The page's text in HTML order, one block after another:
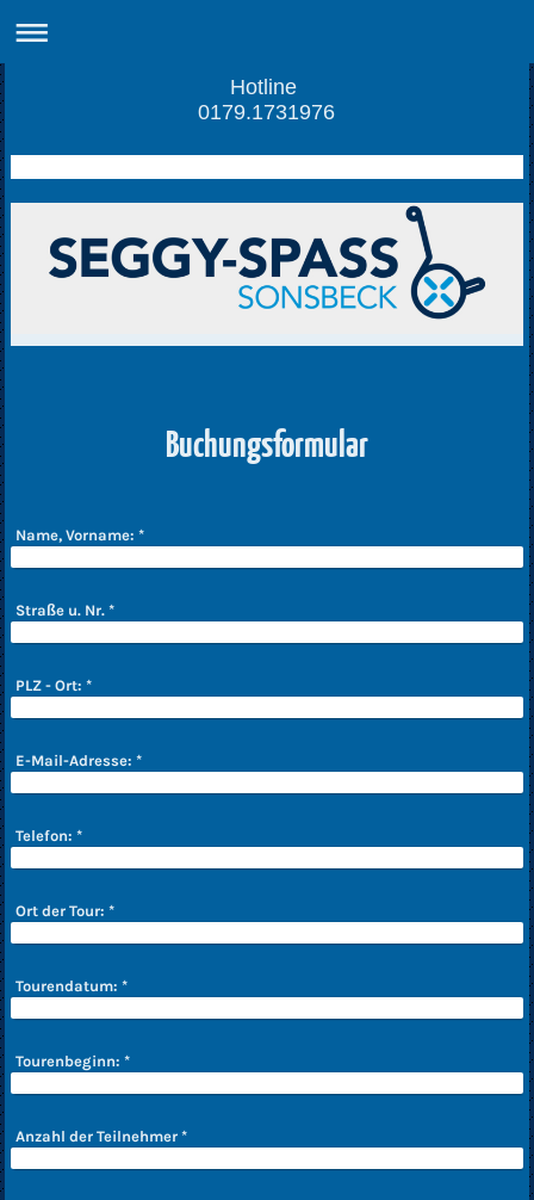
Hotline
0179.1731976
Buchungsformular
Name, Vorname: *
Straße u. Nr. *
PLZ - Ort: *
E-Mail-Adresse: *
Telefon: *
Ort der Tour: *
Tourendatum: *
Tourenbeginn: *
Anzahl der Teilnehmer *